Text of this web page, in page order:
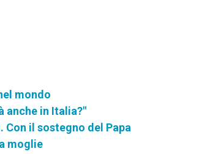
mondo
anche in Italia?"
Con il sostegno del Papa
moglie